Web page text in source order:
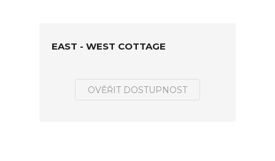
EAST - WEST COTTAGE
OVĚŘIT DOSTUPNOST